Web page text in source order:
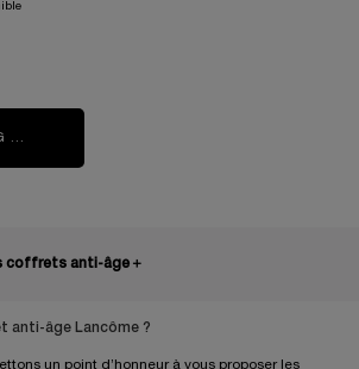
...
coffrets anti-âge ＋
anti-âge Lancôme ?
un point d’honneur à vous proposer les